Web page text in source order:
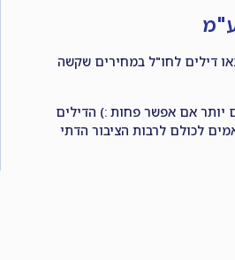
דילים לחו"ל במחירים שקשה
יותר אם אפשר פחות :) הדילים
לכולם לרבות הציבור הדתי